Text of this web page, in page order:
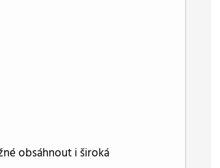
obsáhnout i široká